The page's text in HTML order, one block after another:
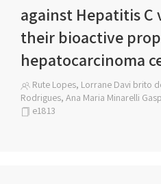
against Hepatitis C
their bioactive
hepatocarcinoma
Rute Lopes, Lorrane Davi brito
Rodrigues, Ana Maria Minarelli
e1813